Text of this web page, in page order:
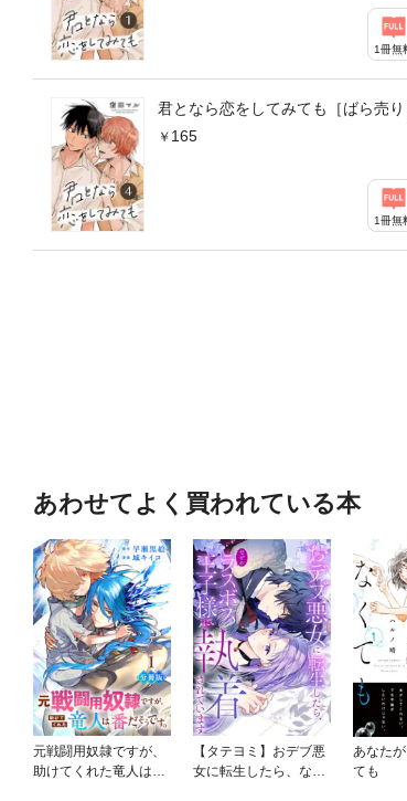
1冊無
君となら恋をしてみても［ばら売
165
1冊無
あわせてよく買われている本
元戦闘用奴隷ですが、
助けてくれた竜人は番
【タテヨミ】おデブ悪
女に転生したら、なぜ
あなた
ても